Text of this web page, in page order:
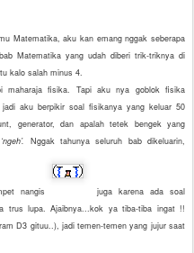
Matematika, aku kan emang nggak seberapa
Matematika yang udah diberi trik-triknya di
kalo salah minus 4.
maharaja fisika. Tapi aku nya goblok fisika
aku berpikir soal fisikanya yang keluar 50
generator, dan apalah tetek bengek yang
‘ngeh’. Nggak tahunya seluruh bab dikeluarin,
nangis
juga karena ada soal
trus lupa. Ajaibnya...kok ya tiba-tiba ingat !!
D3 gituu..), jadi temen-temen yang jujur saat